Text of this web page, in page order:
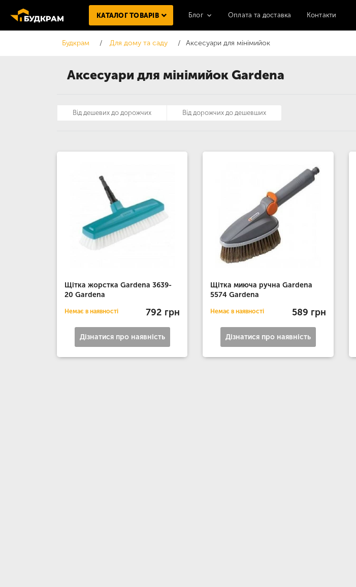
Аксесуари для мінімийок Gardena
КАТАЛОГ ТОВАРІВ Блог Оплата та доставка Контакти
Будкрам Для дому та саду Аксесуари для мінімийок
Щітка жорстка Gardena 3639-
20 Gardena
Немає в наявності 792 грн
Дізнатися про наявність
Щітка миюча ручна Gardena
5574 Gardena
Немає в наявності 589 грн
Дізнатися про наявність
Від дешевих до дорожчих Від дорожчих до дешевших